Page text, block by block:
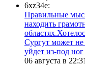
6xz34e:
Правильные
находить
Сургут может не
уйдет из-под ног
06 августа в 22:31